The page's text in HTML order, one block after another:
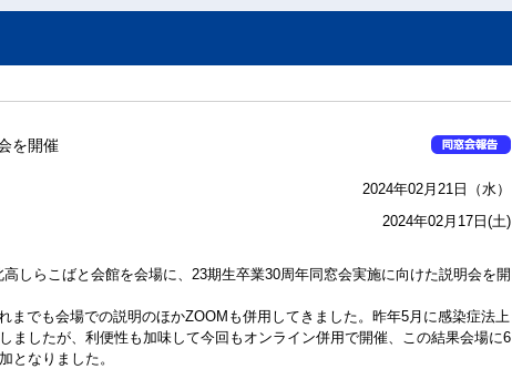
を開催
2024年02月21日（水）
2024年02月17日(土)
しらこばと会館を会場に、23期生卒業30周年同窓会実施に向けた説明会を開
までも会場での説明のほかZOOMも併用してきました。昨年5月に感染症法上
ましたが、利便性も加味して今回もオンライン併用で開催、この結果会場に6
となりました。